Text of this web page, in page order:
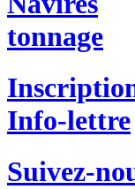
tonnage
Info-lettre
Suivez-